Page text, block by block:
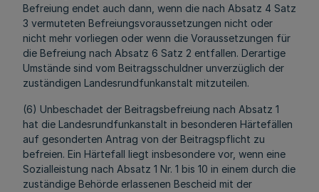
Befreiung endet auch dann, wenn die nach Absatz 4 Satz
3 vermuteten Befreiungsvoraussetzungen nicht oder
nicht mehr vorliegen oder wenn die Voraussetzungen für
die Befreiung nach Absatz 6 Satz 2 entfallen. Derartige
Umstände sind vom Beitragsschuldner unverzüglich der
zuständigen Landesrundfunkanstalt mitzuteilen.
(6) Unbeschadet der Beitragsbefreiung nach Absatz 1
hat die Landesrundfunkanstalt in besonderen Härtefällen
auf gesonderten Antrag von der Beitragspflicht zu
befreien. Ein Härtefall liegt insbesondere vor, wenn eine
Sozialleistung nach Absatz 1 Nr. 1 bis 10 in einem durch die
zuständige Behörde erlassenen Bescheid mit der